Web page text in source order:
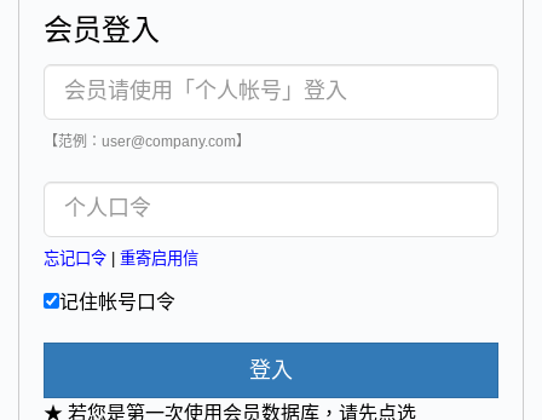
会员登入
【范例：user@company.com】
忘记口令 重寄启用信
记住帐号口令
登入
★ 若您是第一次使用会员数据库，请先点选